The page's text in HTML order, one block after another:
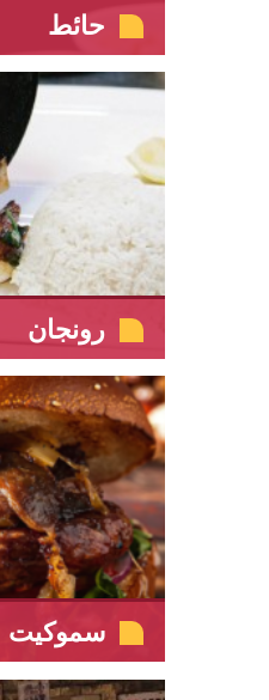
حائط
رونجان
سموكيت